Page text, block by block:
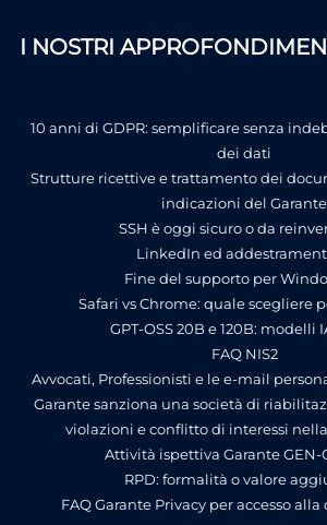
I NOSTRI
10 anni di GDPR: semplificare senza
dei dati
Strutture ricettive e trattamento dei
indicazioni del Garante
SSH è oggi sicuro o da
LinkedIn ed
Fine del supporto per
Safari vs Chrome: quale scegliere
GPT-OSS 20B e 120B: modelli
FAQ NIS2
Avvocati, Professionisti e le e-mail
Garante sanziona una società di
violazioni e conflitto di interessi
Attività ispettiva Garante GEN-
RPD: formalità o valore
FAQ Garante Privacy per accesso